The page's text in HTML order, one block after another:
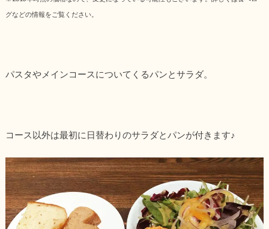
グなどの情報をご覧ください。
パスタやメインコースについてくるパンとサラダ。
コース以外は最初に日替わりのサラダとパンが付きます♪